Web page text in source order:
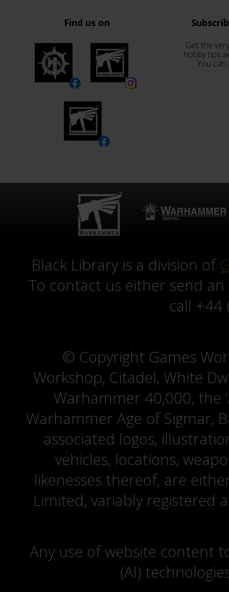
Find us on
Get the
hobby tips
You
Black Library is a division of
To contact us either send
call +44
© Copyright Games
Workshop, Citadel, White
Warhammer 40,000, the
Warhammer Age of Sigmar,
associated logos,
vehicles, locations,
likenesses thereof, are
Limited, variably registered
Any use of website content
(AI)